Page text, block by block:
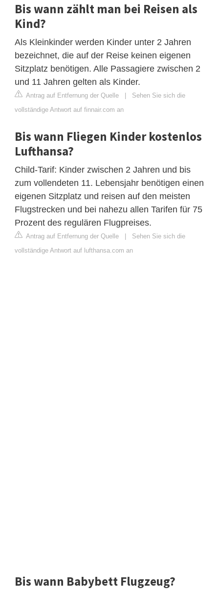
Bis wann zählt man bei Reisen als
Kind?
Als Kleinkinder werden Kinder unter 2 Jahren
bezeichnet, die auf der Reise keinen eigenen
Sitzplatz benötigen. Alle Passagiere zwischen 2
und 11 Jahren gelten als Kinder.
Antrag auf Entfernung der Quelle | Sehen Sie sich die
vollständige Antwort auf finnair.com an
Bis wann Fliegen Kinder kostenlos
Lufthansa?
Child-Tarif: Kinder zwischen 2 Jahren und bis
zum vollendeten 11. Lebensjahr benötigen einen
eigenen Sitzplatz und reisen auf den meisten
Flugstrecken und bei nahezu allen Tarifen für 75
Prozent des regulären Flugpreises.
Antrag auf Entfernung der Quelle | Sehen Sie sich die
vollständige Antwort auf lufthansa.com an
Bis wann Babybett Flugzeug?